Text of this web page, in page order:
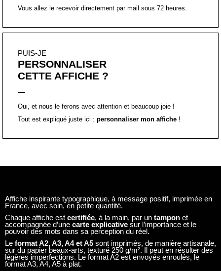
Vous allez le recevoir directement par mail sous 72 heures.
PUIS-JE
PERSONNALISER
CETTE AFFICHE ?
Oui, et nous le ferons avec attention et beaucoup joie !
Tout est expliqué juste ici : personnaliser mon affiche !
Affiche inspirante typographique, à message positif, imprimée en
France, avec soin, en petite quantité.
Chaque affiche est certifiée, à la main, par un tampon et
accompagnée d’une carte explicative sur l’importance et le
pouvoir des mots dans sa perception du réel.
Le format A2, A3, A4 et A5 sont imprimés, de manière artisanale,
sur du papier beaux-arts, texturé 250 g/m². Il peut en résulter des
légères imperfections. Le format A2 est envoyés enroulés, le
format A3, A4, A5 à plat.